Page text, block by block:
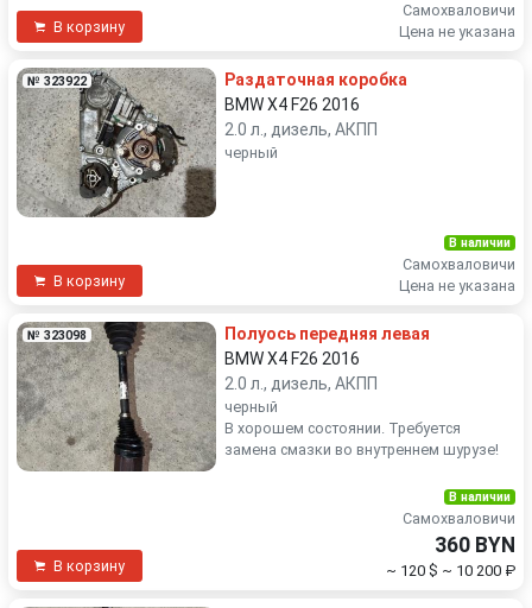
В корзину
Самохваловичи
Цена не указана
№ 323922
Раздаточная коробка
BMW X4 F26 2016
2.0 л., дизель, АКПП
черный
В корзину
В наличии
Самохваловичи
Цена не указана
№ 323098
Полуось передняя левая
BMW X4 F26 2016
2.0 л., дизель, АКПП
черный
В хорошем состоянии. Требуется
замена смазки во внутреннем шурузе!
В корзину
В наличии
Самохваловичи
360 BYN
~ 120 $ ~ 10 200 ₽